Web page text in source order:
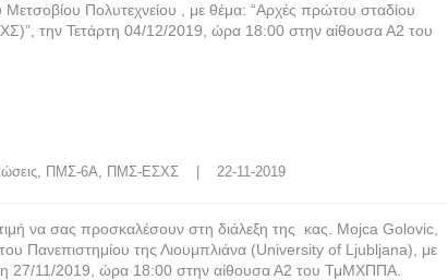
Πολυτεχνείου , με θέμα: “Αρχές πρώτου σταδίου
την Τετάρτη 04/12/2019, ώρα 18:00 στην αίθουσα Α2 του
, ΠΜΣ-6Α, ΠΜΣ-ΕΣΧΣ
    |    22-11-2019
να σας προσκαλέσουν στη διάλεξη της κας. Mojca Golovic,
Πανεπιστημίου της Λιουμπλιάνα (University of Ljubljana), με
27/11/2019, ώρα 18:00 στην αίθουσα Α2 του ΤμΜΧΠΠΑ.